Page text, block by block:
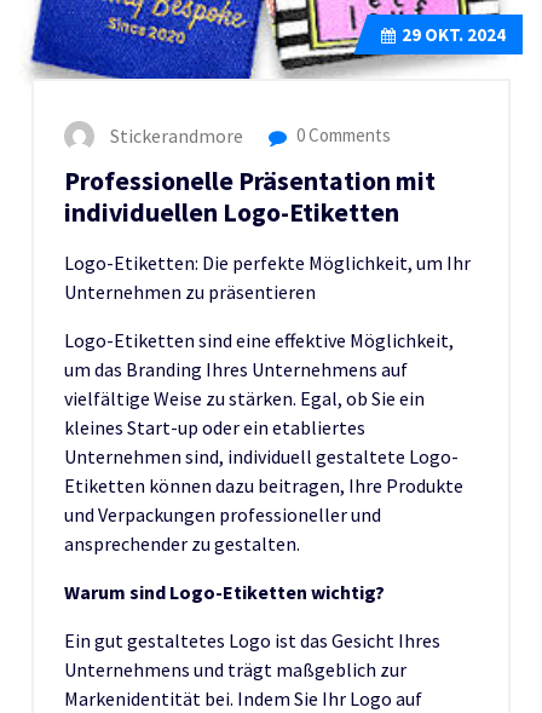
29 OKT. 2024
Stickerandmore 0 Comments
Professionelle Präsentation mit
individuellen Logo-Etiketten
Logo-Etiketten: Die perfekte Möglichkeit, um Ihr
Unternehmen zu präsentieren
Logo-Etiketten sind eine effektive Möglichkeit,
um das Branding Ihres Unternehmens auf
vielfältige Weise zu stärken. Egal, ob Sie ein
kleines Start-up oder ein etabliertes
Unternehmen sind, individuell gestaltete Logo-
Etiketten können dazu beitragen, Ihre Produkte
und Verpackungen professioneller und
ansprechender zu gestalten.
Warum sind Logo-Etiketten wichtig?
Ein gut gestaltetes Logo ist das Gesicht Ihres
Unternehmens und trägt maßgeblich zur
Markenidentität bei. Indem Sie Ihr Logo auf